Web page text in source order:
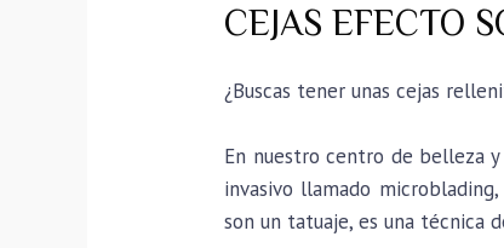
CEJAS EFECTO
¿Buscas tener unas cejas
En nuestro centro de belleza
invasivo llamado
son un tatuaje, es una técnica